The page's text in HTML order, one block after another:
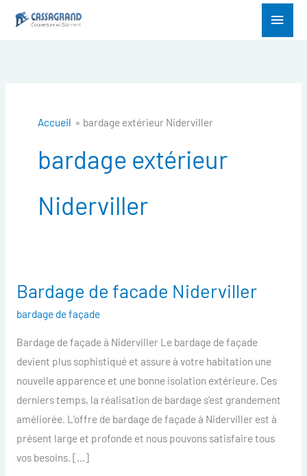
Menu
Accueil bardage extérieur Niderviller
bardage extérieur
Niderviller
Bardage de facade Niderviller
bardage de façade
Bardage de façade à Niderviller Le bardage de façade
devient plus sophistiqué et assure à votre habitation une
nouvelle apparence et une bonne isolation extérieure. Ces
derniers temps, la réalisation de bardage s’est grandement
améliorée. L’offre de bardage de façade à Niderviller est à
présent large et profonde et nous pouvons satisfaire tous
vos besoins. […]
Bardage
Niderviller